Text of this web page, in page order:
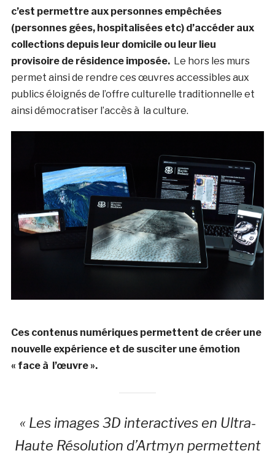
c’est permettre aux personnes empêchées
(personnes gées, hospitalisées etc) d’accéder aux
collections depuis leur domicile ou leur lieu
provisoire de résidence imposée. Le hors les murs
permet ainsi de rendre ces œuvres accessibles aux
publics éloignés de l’offre culturelle traditionnelle et
ainsi démocratiser l’accès à la culture.
Ces contenus numériques permettent de créer une
nouvelle expérience et de susciter une émotion
« face à l’œuvre ».
« Les images 3D interactives en Ultra-
Haute Résolution d’Artmyn permettent